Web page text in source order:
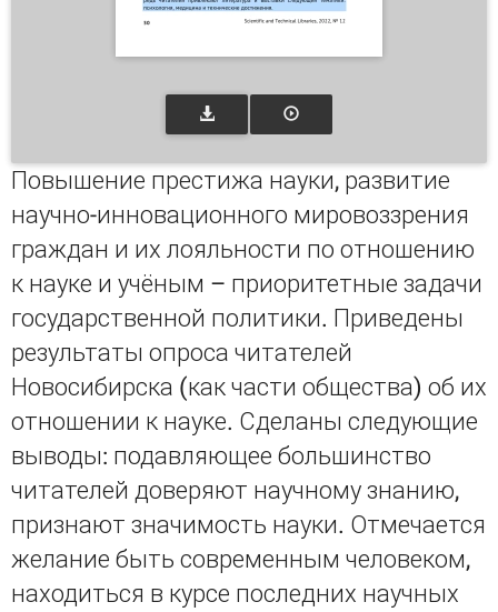
Повышение престижа науки, развитие
научно-инновационного мировоззрения
граждан и их лояльности по отношению
к науке и учёным – приоритетные задачи
государственной политики. Приведены
результаты опроса читателей
Новосибирска (как части общества) об их
отношении к науке. Сделаны следующие
выводы: подавляющее большинство
читателей доверяют научному знанию,
признают значимость науки. Отмечается
желание быть современным человеком,
находиться в курсе последних научных